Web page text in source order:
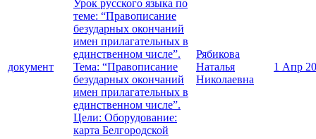
документ
Урок русского языка по
теме: “Правописание
безударных окончаний
имен прилагательных в
единственном числе”.
Тема: “Правописание
безударных окончаний
имен прилагательных в
единственном числе”.
Цели: Оборудование:
карта Белгородской
Рябикова
Наталья
Николаевна
1 Апр